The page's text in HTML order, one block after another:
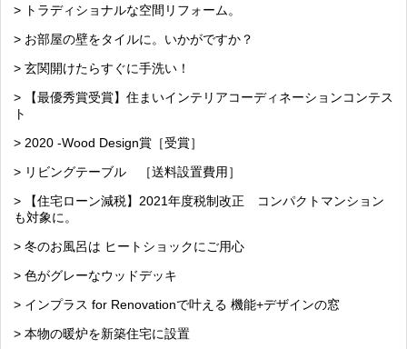
> トラディショナルな空間リフォーム。
> お部屋の壁をタイルに。いかがですか？
> 玄関開けたらすぐに手洗い！
> 【最優秀賞受賞】住まいインテリアコーディネーションコンテス
ト
> 2020 -Wood Design賞［受賞］
> リビングテーブル ［送料設置費用］
> 【住宅ローン減税】2021年度税制改正 コンパクトマンション
も対象に。
> 冬のお風呂は ヒートショックにご用心
> 色がグレーなウッドデッキ
> インプラス for Renovationで叶える 機能+デザインの窓
> 本物の暖炉を新築住宅に設置